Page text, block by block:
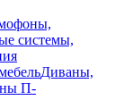
системы,
Диваны,
П-